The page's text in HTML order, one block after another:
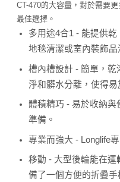
CT-470的大容量，對於需要
最佳選擇。
多用途4合1 - 能提供
地毯清潔或室內裝飾品
槽內槽設計 - 簡單，
淨和髒水分離，使得易
體積精巧 - 易於收納
準備。
專業而強大 - Longlife
移動 - 大型後輪能在運
備了一個方便的折疊手